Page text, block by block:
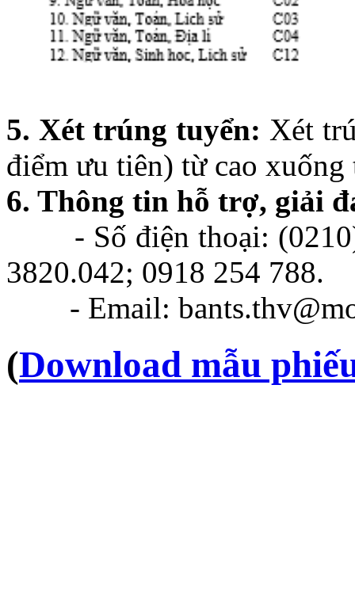
5. Xét trúng tuyển: Xét
điểm ưu tiên) từ cao
6. Thông tin hỗ trợ, giải
- Số điện thoại: (0210)
3820.042; 0918 254 788.
- Email:
(Download mẫu